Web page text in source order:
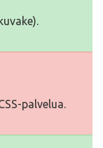
palvelua.